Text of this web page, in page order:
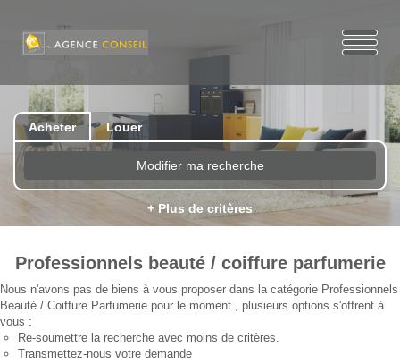
Acheter Louer
Modifier ma recherche
+ Plus de critères
Professionnels beauté / coiffure parfumerie
Nous n'avons pas de biens à vous proposer dans la catégorie Professionnels
Beauté / Coiffure Parfumerie pour le moment , plusieurs options s'offrent à
vous :
Re-soumettre la recherche avec moins de critères.
Transmettez-nous votre demande